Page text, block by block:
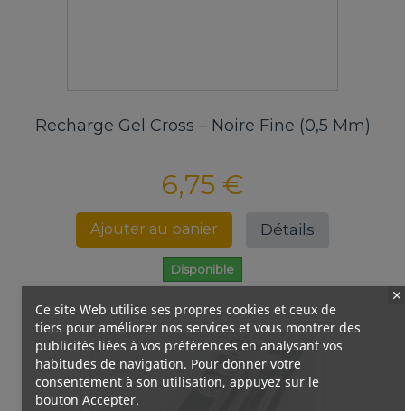
Recharge Gel Cross – Noire Fine (0,5 Mm)
6,75 €
Ajouter au panier Détails
Disponible
Ce site Web utilise ses propres cookies et ceux de
tiers pour améliorer nos services et vous montrer des
publicités liées à vos préférences en analysant vos
habitudes de navigation. Pour donner votre
consentement à son utilisation, appuyez sur le
bouton Accepter.